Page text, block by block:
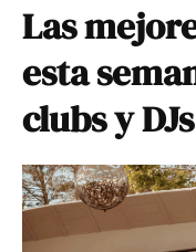
Las
esta
clubs y DJs